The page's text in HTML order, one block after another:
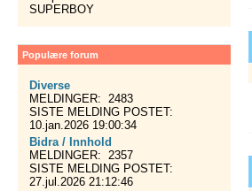
SUPERBOY
Populære forum
Diverse
MELDINGER: 2483
SISTE MELDING POSTET:
10.jan.2026 19:00:34
Bidra / Innhold
MELDINGER: 2357
SISTE MELDING POSTET:
27.jul.2026 21:12:46